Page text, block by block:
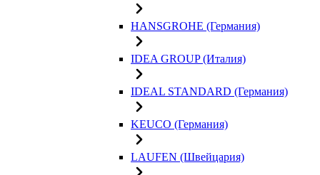
HANSGROHE (Германия)
IDEA GROUP (Италия)
IDEAL STANDARD (Германия)
KEUCO (Германия)
LAUFEN (Швейцария)